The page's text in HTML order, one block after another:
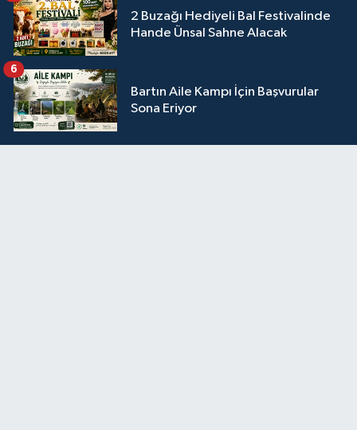
2 Buzağı Hediyeli Bal Festivalinde
Hande Ünsal Sahne Alacak
Bartın Aile Kampı İçin Başvurular
Sona Eriyor
6